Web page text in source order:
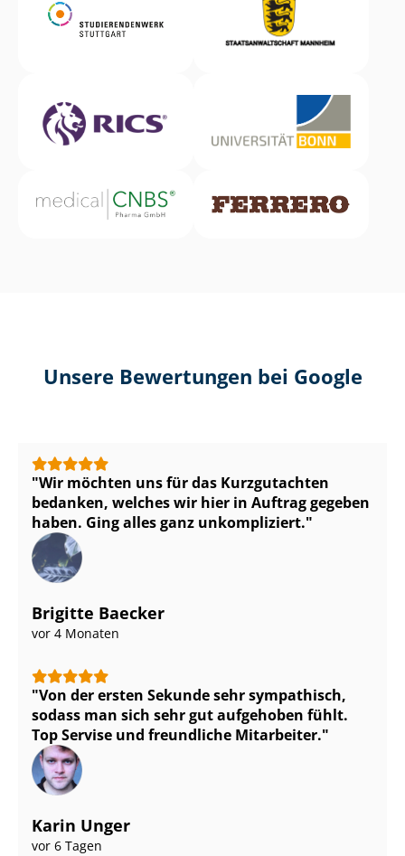
Unsere Bewertungen bei Google
Wir möchten uns für das Kurzgutachten
bedanken, welches wir hier in Auftrag gegeben
haben. Ging alles ganz unkompliziert.
Brigitte Baecker
vor 4 Monaten
Von der ersten Sekunde sehr sympathisch,
sodass man sich sehr gut aufgehoben fühlt.
Top Servise und freundliche Mitarbeiter.
Karin Unger
vor 6 Tagen